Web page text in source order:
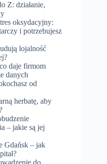
Z: działanie,
oksydacyjny:
i potrzebujesz
lojalność
daje firmom
danych
od
herbatę, aby
– jakie są jej
Gdańsk – jak